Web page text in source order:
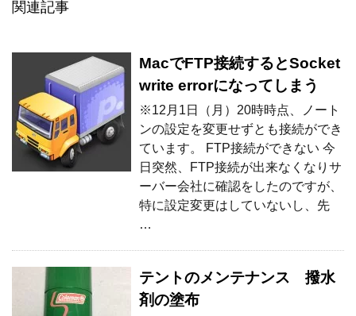
関連記事
MacでFTP接続するとSocket
write errorになってしまう
※12月1日（月）20時時点、ノート
ンの設定を変更せずとも接続ができ
ています。 FTP接続ができない 今
日突然、FTP接続が出来なくなりサ
ーバー会社に確認をしたのですが、
特に設定変更はしていないし、先
…
テントのメンテナンス 撥水
剤の塗布